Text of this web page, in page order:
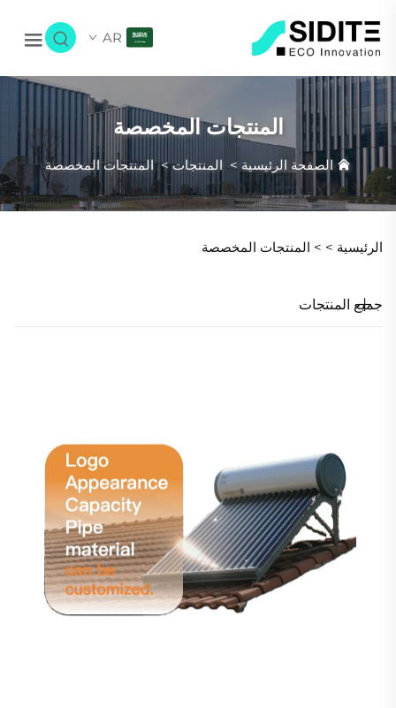
AR
المنتجات المخصصة
الصفحة الرئيسية> المنتجات>المنتجات المخصصة
الرئيسية > > المنتجات المخصصة
جميع المنتجات